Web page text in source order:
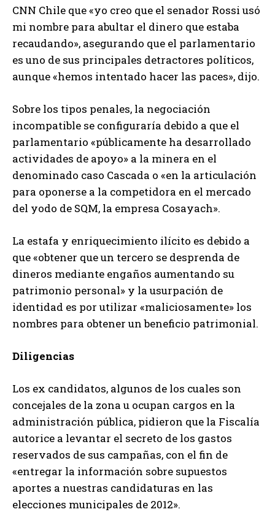
CNN Chile que «yo creo que el senador Rossi usó
mi nombre para abultar el dinero que estaba
recaudando», asegurando que el parlamentario
es uno de sus principales detractores políticos,
aunque «hemos intentado hacer las paces», dijo.
Sobre los tipos penales, la negociación
incompatible se configuraría debido a que el
parlamentario «públicamente ha desarrollado
actividades de apoyo» a la minera en el
denominado caso Cascada o «en la articulación
para oponerse a la competidora en el mercado
del yodo de SQM, la empresa Cosayach».
La estafa y enriquecimiento ilícito es debido a
que «obtener que un tercero se desprenda de
dineros mediante engaños aumentando su
patrimonio personal» y la usurpación de
identidad es por utilizar «maliciosamente» los
nombres para obtener un beneficio patrimonial.
Diligencias
Los ex candidatos, algunos de los cuales son
concejales de la zona u ocupan cargos en la
administración pública, pidieron que la Fiscalía
autorice a levantar el secreto de los gastos
reservados de sus campañas, con el fin de
«entregar la información sobre supuestos
aportes a nuestras candidaturas en las
elecciones municipales de 2012».